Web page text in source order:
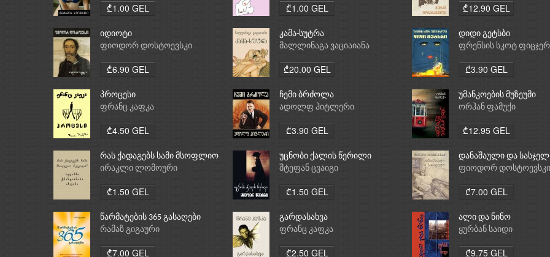
₾1.00 GEL ₾1.00 GEL ₾12.90 GEL
იდიოტი
ფიოდორ დოსტოევსკი
₾6.90 GEL
კამა-სუტრა
მალლინაგა ვაციაიანა
₾20.00 GEL
დიდი გეტსბი
ფრენსის სკოტ
₾3.90 GEL
პროცესი
ფრანც კაფკა
₾4.50 GEL
ჩემი ბრძოლა
ადოლფ ჰიტლერი
₾3.90 GEL
უმანკოების მუზეუმი
ორჰან ფამუქი
₾12.95 GEL
რას ქადაგებს სამი მსოფლიო
რელიგია: ბუდიზმი,
ირაკლი ლომოური
₾1.50 GEL
უცნობი ქალის წერილი
შტეფან ცვაიგი
₾1.50 GEL
დანაშაული და
ფიოდორ დოსტოევსკი
₾7.00 GEL
წარმატების 365 გასაღები
რამაზ გიგაური
₾7.00 GEL
გარდასახვა
ფრანც კაფკა
₾2.50 GEL
ალი და ნინო
ყურბან საიდი
₾9.75 GEL